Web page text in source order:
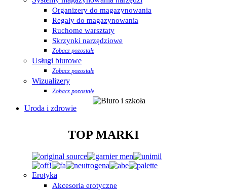
Organizery do magazynowania
Regały do magazynowania
Ruchome warsztaty
Skrzynki narzędziowe
Zobacz pozostałe
Usługi biurowe
Zobacz pozostałe
Wizualizery
Zobacz pozostałe
Uroda i zdrowie
TOP MARKI
Erotyka
Akcesoria erotyczne